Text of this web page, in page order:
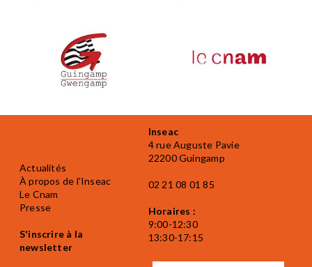
Actualités
À propos de l'Inseac
Le Cnam
Presse
S'inscrire à la
newsletter
Inseac
4 rue Auguste Pavie
22200 Guingamp
02 21 08 01 85
Horaires :
9:00-12:30
13:30-17:15